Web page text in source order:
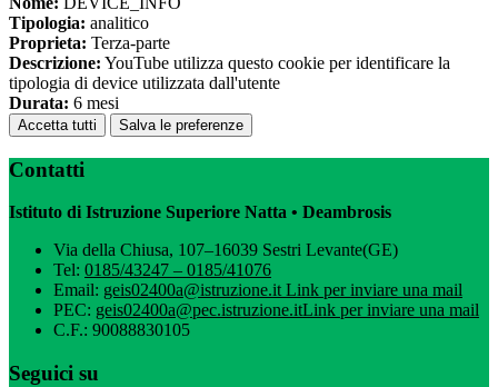
Tipologia: analitico
Proprieta: Terza-parte
Descrizione: YouTube utilizza questo cookie per identificare la
tipologia di device utilizzata dall'utente
Durata: 6 mesi
Accetta tutti Salva le preferenze
Contatti
Istituto di Istruzione Superiore Natta • Deambrosis
Via della Chiusa, 107–16039 Sestri Levante(GE)
Tel: 0185/43247 – 0185/41076
Email: geis02400a@istruzione.itLink per inviare una mail
PEC: geis02400a@pec.istruzione.itLink per inviare una mail
C.F.: 90088830105
Seguici su